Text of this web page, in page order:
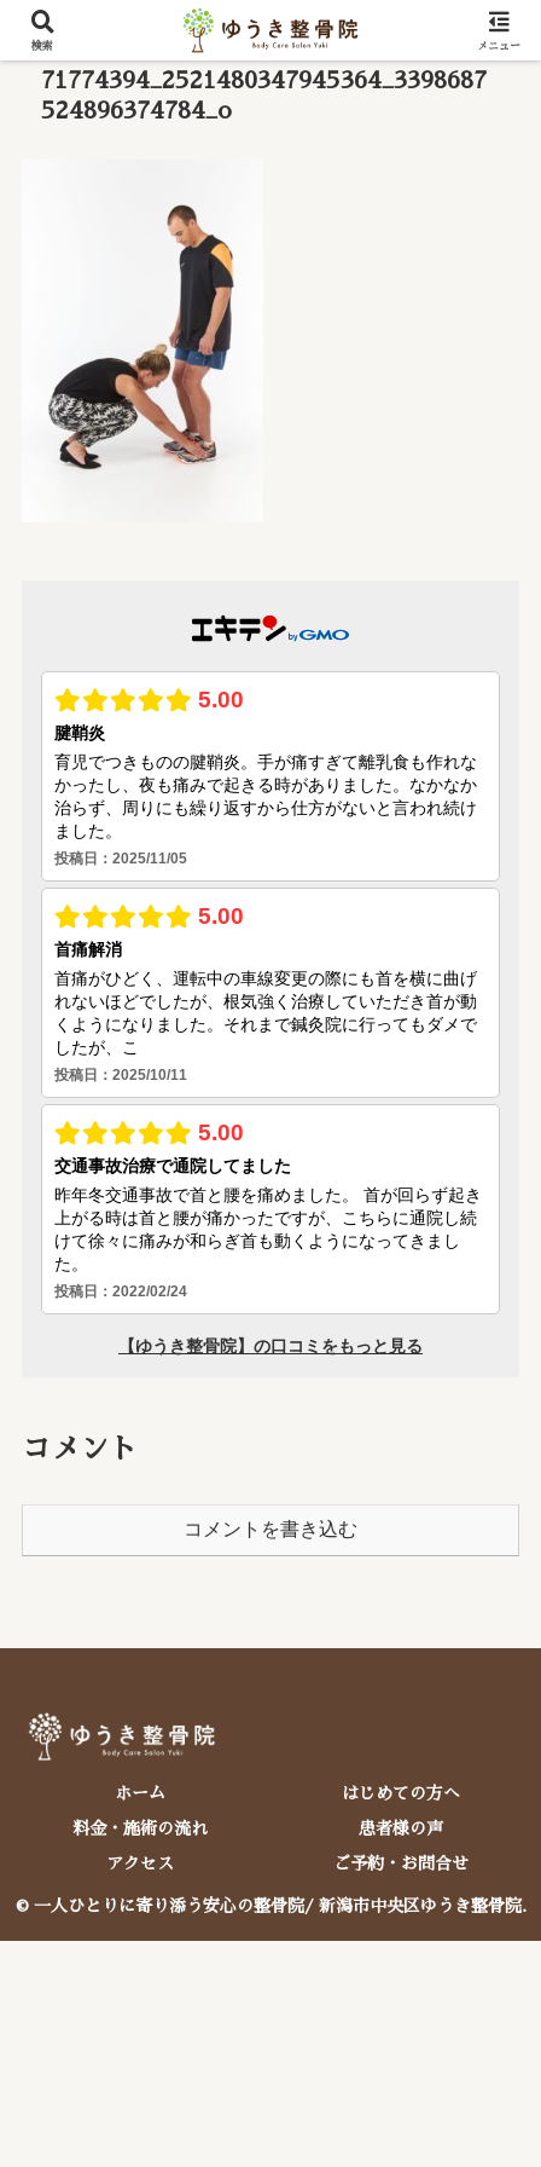
71774394_2521480347945364_3398687
524896374784_o
コメント
コメントを書き込む
ホーム はじめての方へ
料金・施術の流れ 患者様の声
アクセス ご予約・お問合せ
© 一人ひとりに寄り添う安心の整骨院/ 新潟市中央区ゆうき整骨院.
検索 メニュー